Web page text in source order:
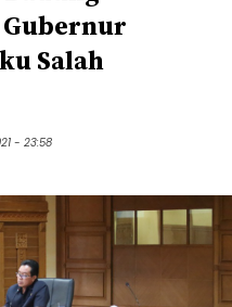
Gubernur
Salah
- 23:58